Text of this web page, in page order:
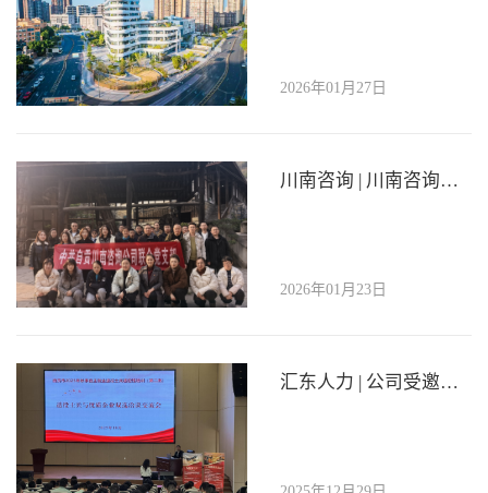
2026年01月27日
川南咨询 | 川南咨询联合党支部开展“盐洁映初心·清风护征程”主题党日活动
2026年01月23日
汇东人力 | 公司受邀参加市退役士兵职业推荐会